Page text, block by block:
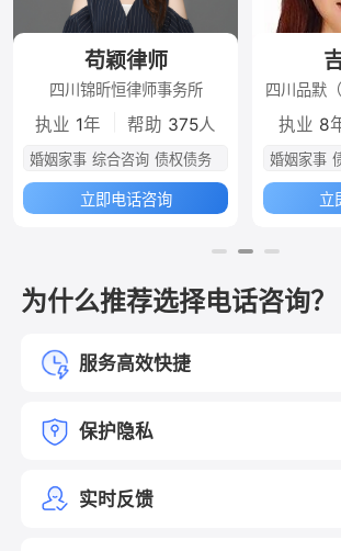
苟颖律师
四川锦昕恒律师事务所
执业 1年 帮助 375人
婚姻家事 综合咨询 债权债务
立即电话咨询
四川品默
执业 8
婚姻家事
立
为什么推荐选择电话咨询？
服务高效快捷
保护隐私
实时反馈